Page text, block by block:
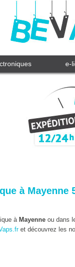
e-
à Mayenne
à Mayenneou dans
et découvrez les